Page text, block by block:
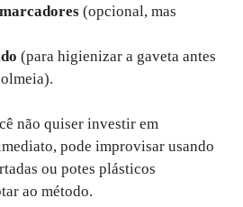
(opcional, mas
(para higienizar a gaveta antes
não quiser investir em
pode improvisar usando
ou potes plásticos
ao método.